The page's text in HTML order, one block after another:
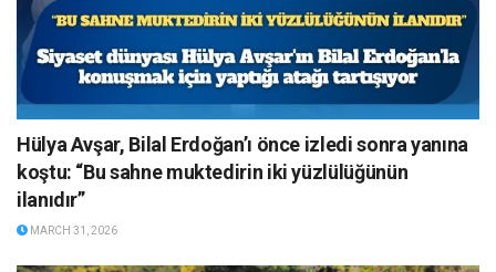
Hülya Avşar, Bilal Erdoğan’ı önce izledi sonra yanına
koştu: “Bu sahne muktedirin iki yüzlülüğünün
ilanıdır”
MARCH 31, 2026